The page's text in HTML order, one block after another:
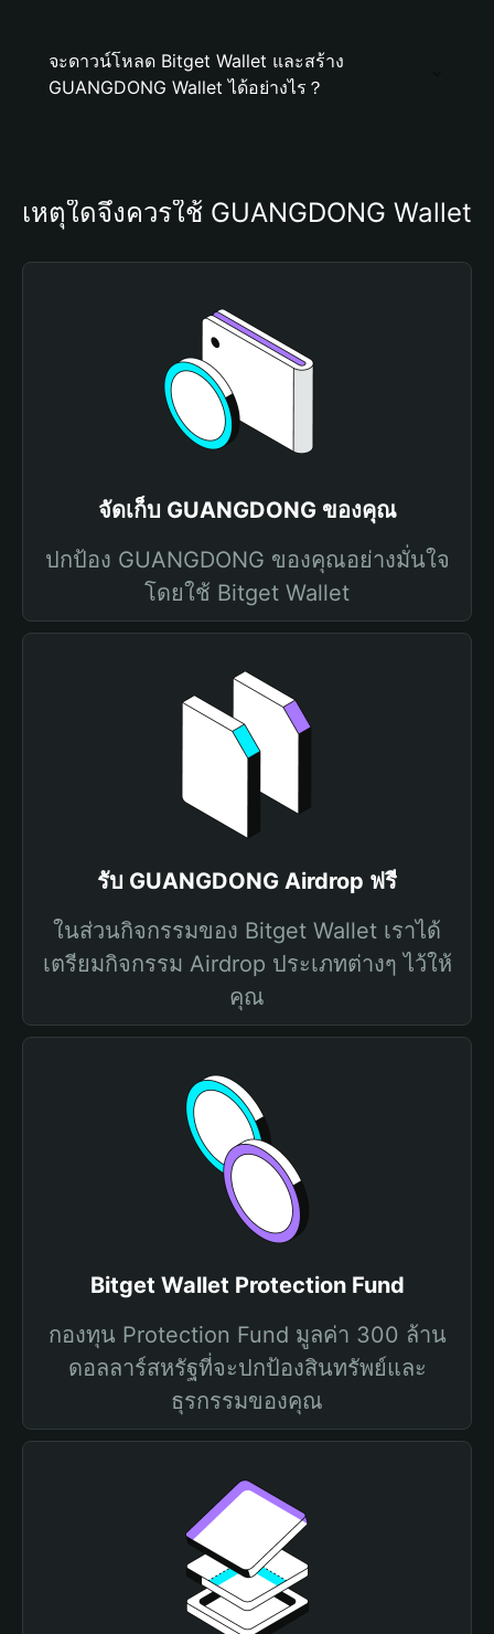
จะดาวน์โหลด Bitget Wallet และสร้าง
GUANGDONG Wallet ได้อย่างไร？
เหตุใดจึงควรใช้ GUANGDONG Wallet
จัดเก็บ GUANGDONG ของคุณ
ปกป้อง GUANGDONG ของคุณอย่างมั่นใจ
โดยใช้ Bitget Wallet
รับ GUANGDONG Airdrop ฟรี
ในส่วนกิจกรรมของ Bitget Wallet เราได้
เตรียมกิจกรรม Airdrop ประเภทต่างๆ ไว้ให้
คุณ
Bitget Wallet Protection Fund
กองทุน Protection Fund มูลค่า 300 ล้าน
ดอลลาร์สหรัฐที่จะปกป้องสินทรัพย์และ
ธุรกรรมของคุณ